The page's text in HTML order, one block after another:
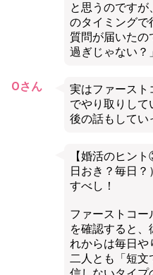
と思うのです
のタイミングで
質問が届いたの
過ぎじゃない？
Oさん
実はファースト
でやり取りして
後の話もしてい
【婚活のヒン
日おき？毎日
すべし！
ファーストコー
を確認すると
れからは毎日や
二人とも「短文